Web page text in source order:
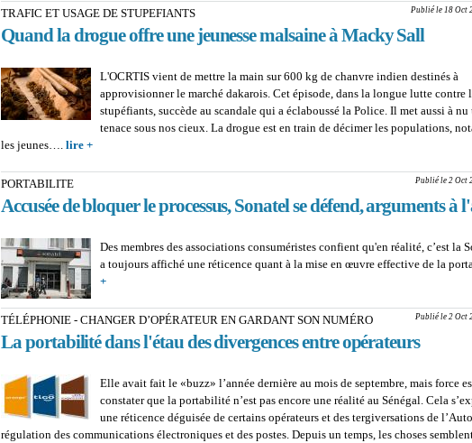
vers sa destruction''
Publié le 18 Oct
TRAFIC ET USAGE DE STUPEFIANTS
Quand la drogue offre une jeunesse malsaine à Macky Sall
L'OCRTIS vient de mettre la main sur 600 kg de chanvre indien destinés à
approvisionner le marché dakarois. Cet épisode, dans la longue lutte contre
stupéfiants, succède au scandale qui a éclaboussé la Police. Il met aussi à
tenace sous nos cieux. La drogue est en train de décimer les populations,
les jeunes…. lire +
Publié le 2 Oct
PORTABILITE
Accusée de bloquer le processus, Sonatel se défend, arguments à
Des membres des associations consuméristes confient qu'en réalité, c’est la
a toujours affiché une réticence quant à la mise en œuvre effective de la
+
Publié le 2 Oct
TÉLÉPHONIE - CHANGER D’OPÉRATEUR EN GARDANT SON NUMÉRO
La portabilité dans l'étau des divergences entre opérateurs
Elle avait fait le «buzz» l’année dernière au mois de septembre, mais force
constater que la portabilité n’est pas encore une réalité au Sénégal. Cela
une réticence déguisée de certains opérateurs et des tergiversations de
régulation des communications électroniques et des postes. Depuis un temps, les choses